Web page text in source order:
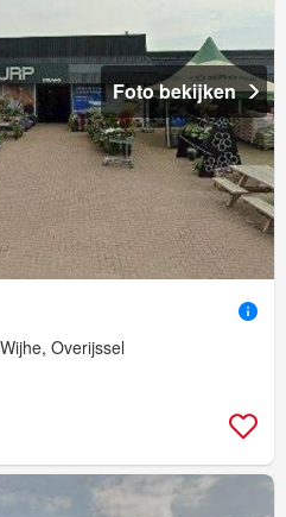
Foto bekijken
Overijssel